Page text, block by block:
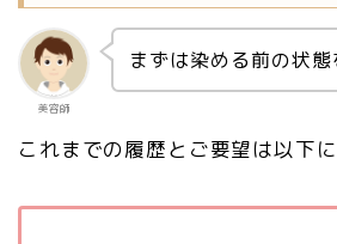
美容師
まずは染める前の状態
これまでの履歴とご要望は以下に